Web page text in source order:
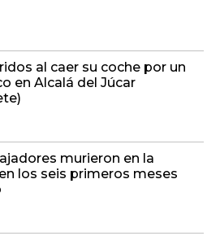
al caer su coche por un
en Alcalá del Júcar
murieron en la
los seis primeros meses